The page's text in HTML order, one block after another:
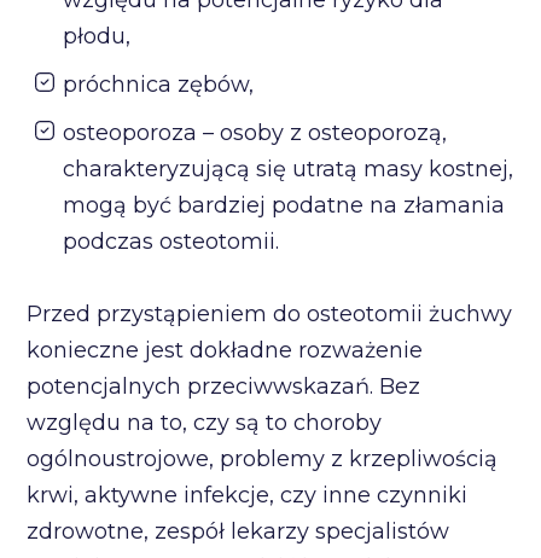
płodu,
próchnica zębów,
osteoporoza – osoby z osteoporozą,
charakteryzującą się utratą masy kostnej,
mogą być bardziej podatne na złamania
podczas osteotomii.
Przed przystąpieniem do osteotomii żuchwy
konieczne jest dokładne rozważenie
potencjalnych przeciwwskazań. Bez
względu na to, czy są to choroby
ogólnoustrojowe, problemy z krzepliwością
krwi, aktywne infekcje, czy inne czynniki
zdrowotne, zespół lekarzy specjalistów